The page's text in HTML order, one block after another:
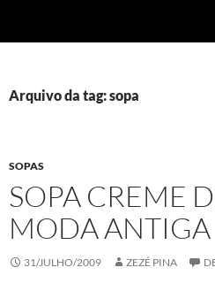
Arquivo da tag: sopa
SOPAS
SOPA CREME
MODA ANTIGA
31/JULHO/2009 ZEZÉ PINA